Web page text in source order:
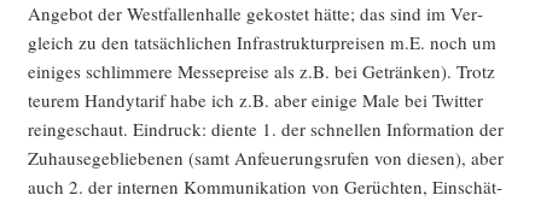
Ange­bot der West­fal­len­hal­le gekos­tet hät­te; das sind im Ver­
gleich zu den tat­säch­li­chen Infra­struk­tur­prei­sen m.E. noch um
eini­ges schlim­me­re Mes­se­prei­se als z.B. bei Geträn­ken). Trotz
teu­rem Han­dy­ta­rif habe ich z.B. aber eini­ge Male bei Twit­ter
rein­ge­schaut. Ein­druck: dien­te 1. der schnel­len Infor­ma­ti­on der
Zuhau­se­ge­blie­be­nen (samt Anfeue­rungs­ru­fen von die­sen), aber
auch 2. der inter­nen Kom­mu­ni­ka­ti­on von Gerüch­ten, Ein­schät­